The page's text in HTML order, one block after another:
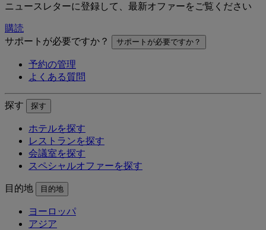
ニュースレターに登録して、最新オファーをご覧ください
購読
サポートが必要ですか？
サポートが必要ですか？
予約の管理
よくある質問
探す 探す
ホテルを探す
レストランを探す
会議室を探す
スペシャルオファーを探す
目的地 目的地
ヨーロッパ
アジア